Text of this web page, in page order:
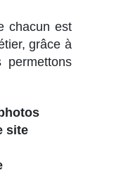
chacun est
grâce à
permettons